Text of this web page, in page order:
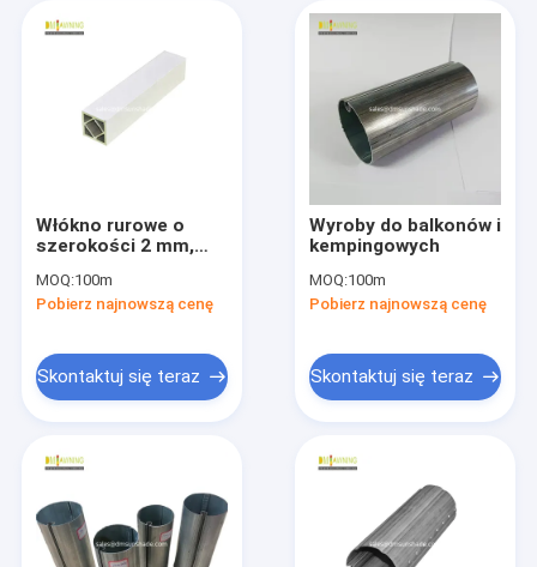
O nas
Włókno rurowe o
szerokości 2 mm,
kwadratowe o
szerokości 78 mm
MOQ:100m
Pobierz najnowszą cenę
Skontaktuj się teraz
Wyroby do balkonów i
kempingowych
MOQ:100m
Pobierz najnowszą cenę
Skontaktuj się teraz